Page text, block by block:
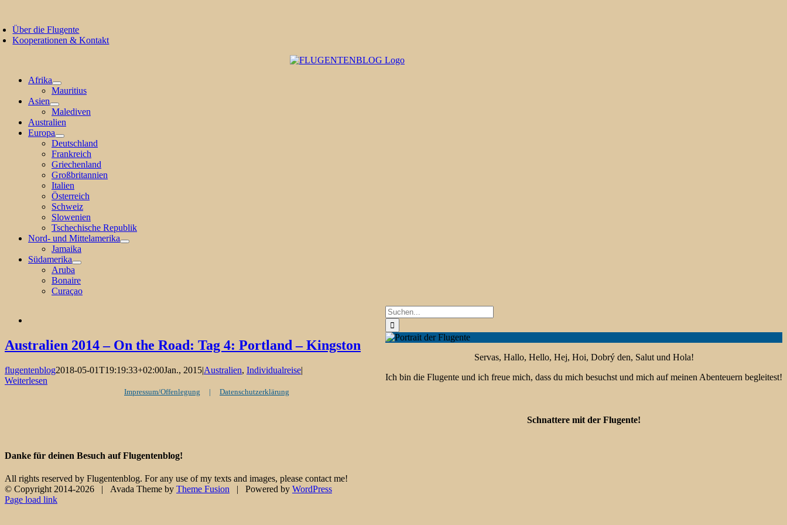
springen
Über die Flugente
Kooperationen & Kontakt
Afrika
Mauritius
Asien
Malediven
Australien
Europa
Deutschland
Frankreich
Griechenland
Großbritannien
Italien
Österreich
Schweiz
Slowenien
Tschechische Republik
Nord- und Mittelamerika
Jamaika
Südamerika
Aruba
Bonaire
Curaçao
Australien 2014 – On the Road: Tag 4: Portland – Kingston
flugentenblog2018-05-01T19:19:33+02:00Jan., 2015|Australien, Individualreise|
Weiterlesen
Suche
nach:
Servas, Hallo, Hello, Hej, Hoi, Dobrý den, Salut und Hola!
Ich bin die Flugente und ich freue mich, dass du mich besuchst und mich auf meinen Abenteuern begleitest!
Schnattere mit der Flugente!
Impressum/Offenlegung Datenschutzerklärung
Danke für deinen Besuch auf Flugentenblog!
All rights reserved by Flugentenblog. For any use of my texts and images, please contact me!
© Copyright 2014-2026 | Avada Theme by Theme Fusion | Powered by WordPress
Facebook
X
Instagram
Pinterest
Page load link